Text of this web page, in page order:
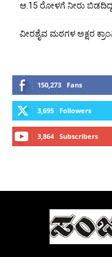
ಆ.15 ರೋಳಗೆ ನೀರು
ವೀರಶೈವ ಮಠಗಳ ಅಕ್ಷರ
150,273 Fans
3,695 Followers
3,864 Subscribers